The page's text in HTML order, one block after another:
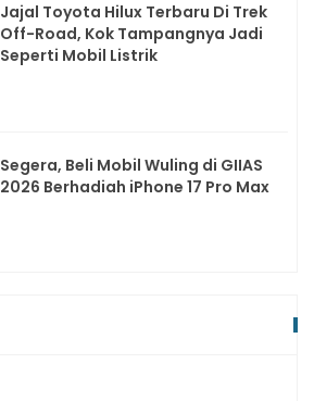
Jajal Toyota Hilux Terbaru Di Trek
Off-Road, Kok Tampangnya Jadi
Seperti Mobil Listrik
Segera, Beli Mobil Wuling di GIIAS
2026 Berhadiah iPhone 17 Pro Max